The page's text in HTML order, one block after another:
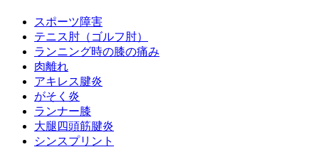
スポーツ障害
テニス肘（ゴルフ肘）
ランニング時の膝の痛み
肉離れ
アキレス腱炎
がそく炎
ランナー膝
大腿四頭筋腱炎
シンスプリント